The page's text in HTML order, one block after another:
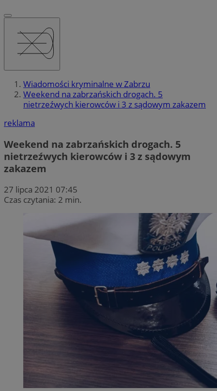
Wiadomości kryminalne w Zabrzu
Weekend na zabrzańskich drogach. 5
nietrzeźwych kierowców i 3 z sądowym zakazem
reklama
Weekend na zabrzańskich drogach. 5
nietrzeźwych kierowców i 3 z sądowym
zakazem
27 lipca 2021 07:45
Czas czytania: 2 min.